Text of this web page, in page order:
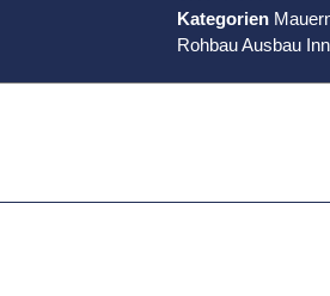
Kategorien
Rohbau Ausbau